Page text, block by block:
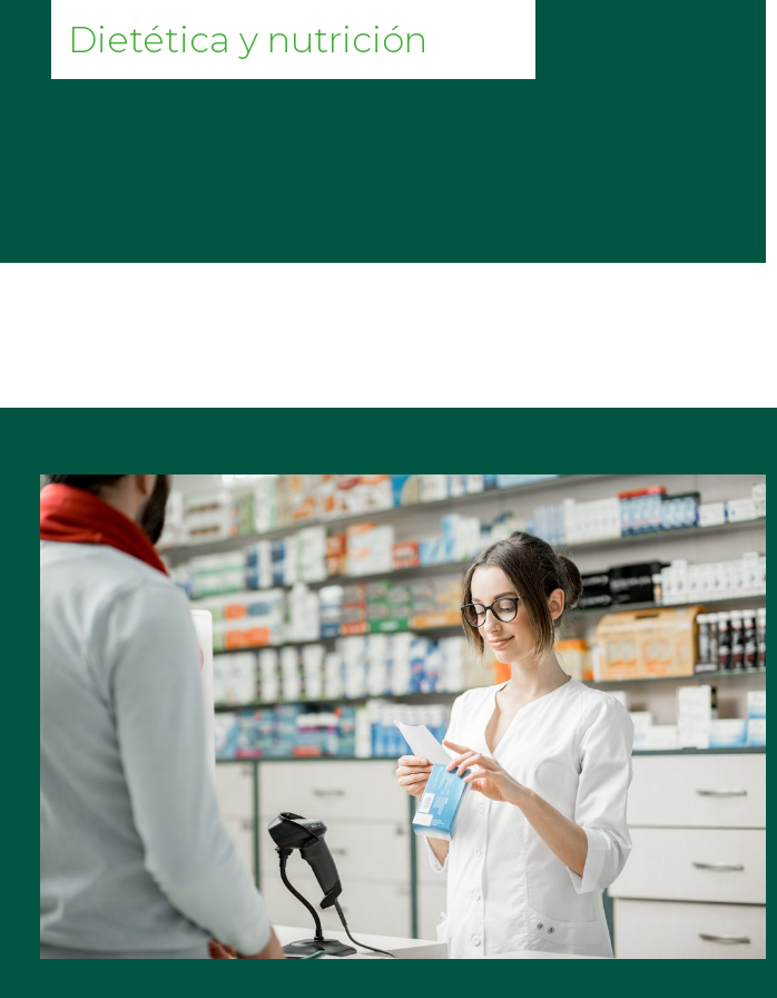
Dietética y nutrición